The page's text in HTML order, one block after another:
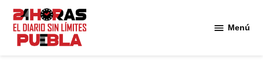
Saltar
contenido
Menú